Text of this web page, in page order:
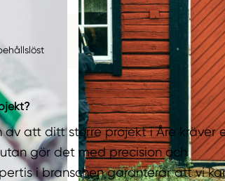
av att ditt större projekt i Åre kräver
gör det med precision och
i branschen garanterar att vi